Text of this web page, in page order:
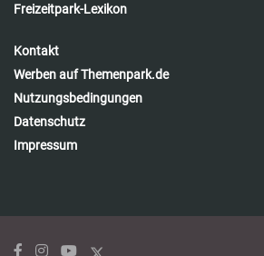
Freizeitpark-Lexikon
Kontakt
Werben auf Themenpark.de
Nutzungsbedingungen
Datenschutz
Impressum